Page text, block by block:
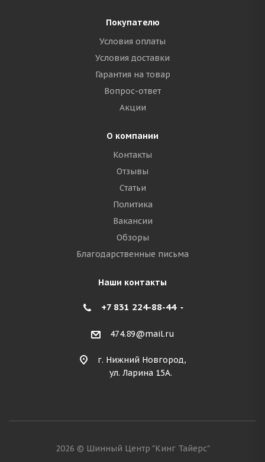
Покупателю
Условия оплаты
Условия доставки
Гарантия на товар
Вопрос-ответ
Акции
О компании
Контакты
Отзывы
Статьи
Политика
Вакансии
Обзоры
Благодарственные письма
Наши контакты
+7 831 224-88-44
474.89@mail.ru
г. Нижний Новгород,
ул. Ларина 15А.
2026 © Шинный Центр "Кинг Тайерс"